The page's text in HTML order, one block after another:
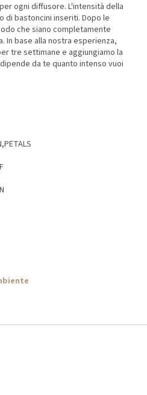
ogni diffusore. L'intensità della
di bastoncini inseriti. Dopo le
che siano completamente
In base alla nostra esperienza,
tre settimane e aggiungiamo la
da te quanto intenso vuoi